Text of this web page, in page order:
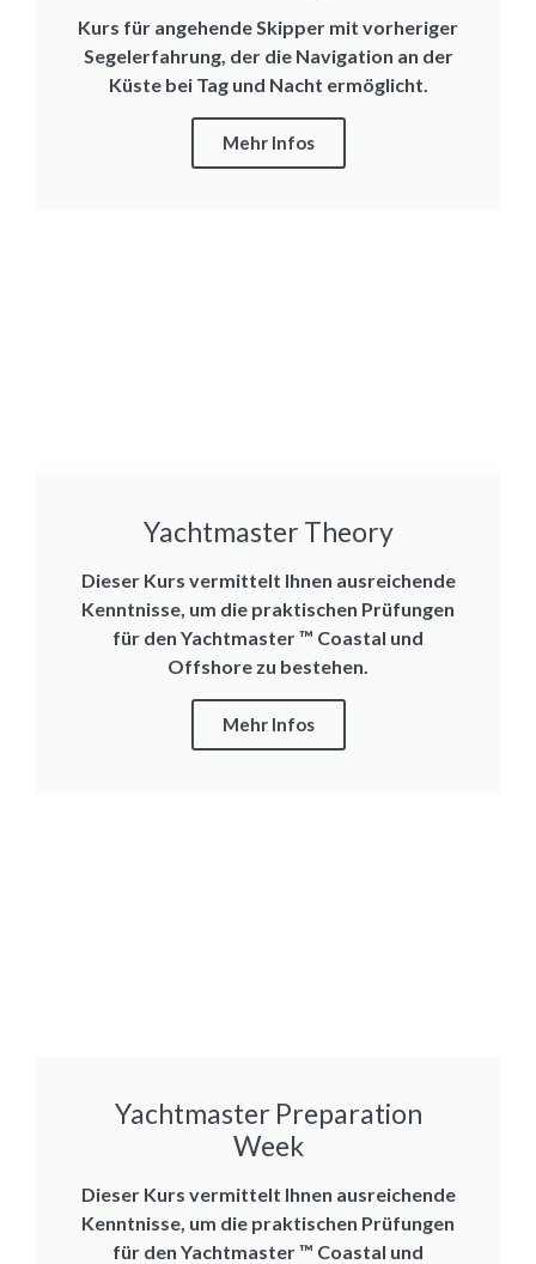
Kurs für angehende Skipper mit vorheriger
Segelerfahrung, der die Navigation an der
Küste bei Tag und Nacht ermöglicht.
Mehr Infos
Yachtmaster Theory
Dieser Kurs vermittelt Ihnen ausreichende
Kenntnisse, um die praktischen Prüfungen
für den Yachtmaster ™ Coastal und
Offshore zu bestehen.
Mehr Infos
Yachtmaster Preparation
Week
Dieser Kurs vermittelt Ihnen ausreichende
Kenntnisse, um die praktischen Prüfungen
für den Yachtmaster ™ Coastal und